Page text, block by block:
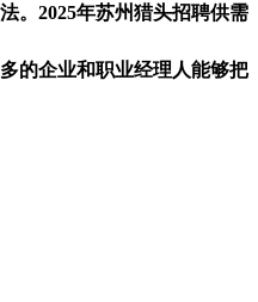
。2025年苏州猎头招聘供需
的企业和职业经理人能够把